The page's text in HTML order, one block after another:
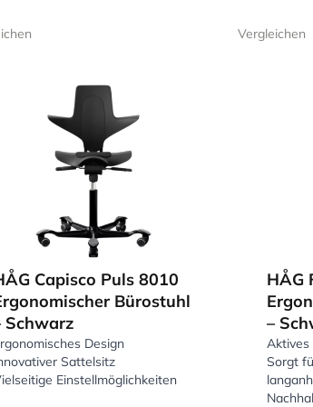
Capisco Puls 8010
Bürostuhl
Schwarz
Design
Sattelsitz
Einstellmöglichkeiten
Vergleichen
HÅG
–
Aktives
Sorgt